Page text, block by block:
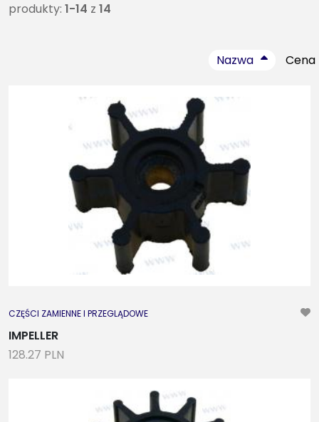
produkty: 1-14 z 14
Nazwa Cena
CZĘŚCI ZAMIENNE I PRZEGLĄDOWE
IMPELLER
128.27 PLN